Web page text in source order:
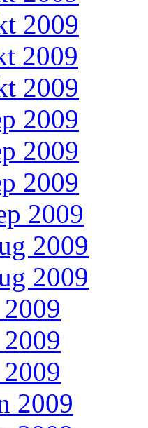
2009
2009
2009
2009
2009
2009
2009
2009
2009
2009